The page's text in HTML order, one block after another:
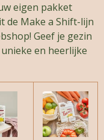
eigen pakket
de Make a Shift-lijn
Geef je gezin
en heerlijke